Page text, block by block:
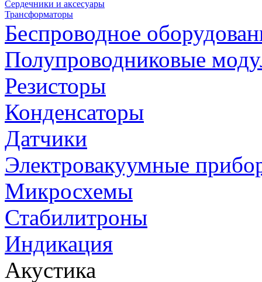
Сердечники и аксесуары
Трансформаторы
Беспроводное
Полупроводниковые
Резисторы
Конденсаторы
Датчики
Электровакуумные
Микросхемы
Стабилитроны
Индикация
Акустика